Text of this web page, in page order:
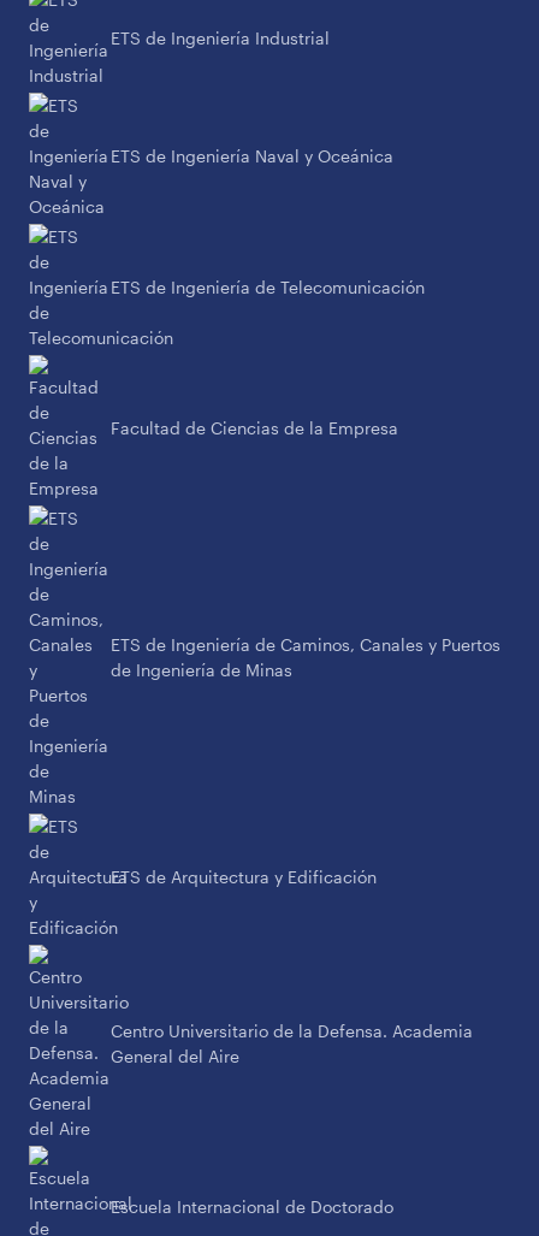
ETS de Ingeniería Industrial
ETS de Ingeniería Naval y Oceánica
ETS de Ingeniería de Telecomunicación
Facultad de Ciencias de la Empresa
ETS de Ingeniería de Caminos, Canales y Puertos
de Ingeniería de Minas
ETS de Arquitectura y Edificación
Centro Universitario de la Defensa. Academia
General del Aire
Escuela Internacional de Doctorado